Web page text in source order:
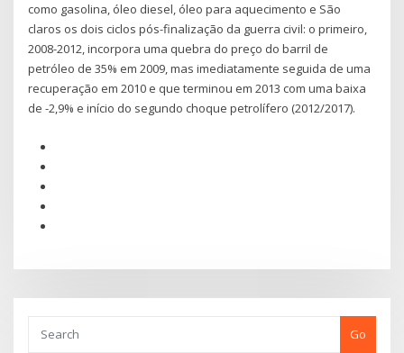
como gasolina, óleo diesel, óleo para aquecimento e São
claros os dois ciclos pós-finalização da guerra civil: o primeiro,
2008-2012, incorpora uma quebra do preço do barril de
petróleo de 35% em 2009, mas imediatamente seguida de uma
recuperação em 2010 e que terminou em 2013 com uma baixa
de -2,9% e início do segundo choque petrolífero (2012/2017).
Go